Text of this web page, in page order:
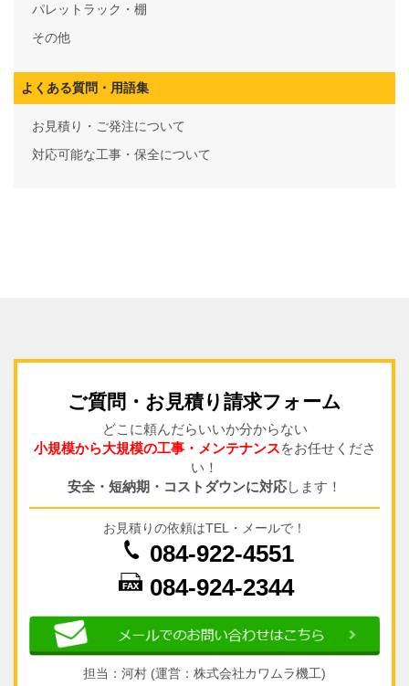
パレットラック・棚
その他
よくある質問・用語集
お見積り・ご発注について
対応可能な工事・保全について
ご質問・お見積り請求フォーム
どこに頼んだらいいか分からない
小規模から大規模の工事・メンテナンスをお任せくださ
い！
安全・短納期・コストダウンに対応します！
お見積りの依頼はTEL・メールで！
084-922-4551
084-924-2344
担当：河村 (運営：株式会社カワムラ機工)